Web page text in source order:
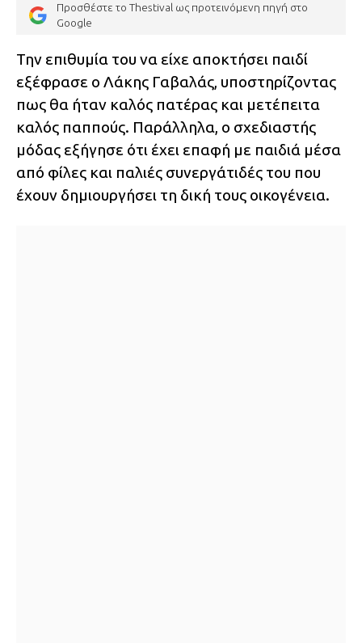
Προσθέστε το Thestival ως προτεινόμενη πηγή στο
Google
Την επιθυμία του να είχε αποκτήσει παιδί
εξέφρασε ο Λάκης Γαβαλάς, υποστηρίζοντας
πως θα ήταν καλός πατέρας και μετέπειτα
καλός παππούς. Παράλληλα, ο σχεδιαστής
μόδας εξήγησε ότι έχει επαφή με παιδιά μέσα
από φίλες και παλιές συνεργάτιδές του που
έχουν δημιουργήσει τη δική τους οικογένεια.